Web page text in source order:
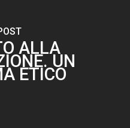
ALLA
UN
ETICO